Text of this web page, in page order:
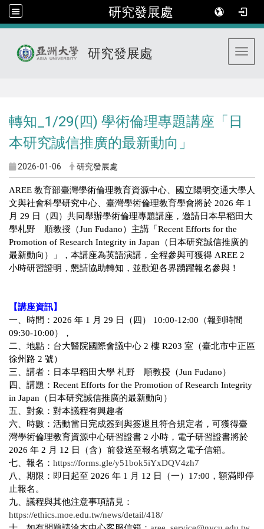
研究發展處
研究發展處
轉知_1/29(四) 學術倫理專題講座「日
本研究誠信推廣的最新動向」
2026-01-06 研究發展處
AREE 教育部臺灣學術倫理教育資源中心、國立陽明交通大學人
文與社會科學研究中心、臺灣學術倫理教育學會將於 2026 年 1
月 29 日（四）共同舉辦學術倫理專題講座，邀請日本早稻田大
學札野 順教授（Jun Fudano）主講「Recent Efforts for the
Promotion of Research Integrity in Japan（日本研究誠信推廣的
最新動向）」，本講座為英語演講，全程參與可獲得 AREE 2
小時研習證明，懇請協助轉知，並歡迎各界踴躍報名參與！
【講座資訊】
一、時間：2026 年 1 月 29 日（四）
10:00-12:00 （報到時間
09:30-10:00），
二、地點：台大醫院國際會議中心 2 樓 R203 室（臺北市中正區
徐州路 2 號）
三、講者：日本早稻田大學 札野 順教授（Jun Fudano）
四、講題：Recent Efforts for the Promotion of Research Integrity
in Japan（日本研究誠信推廣的最新動向）
五、對象：對本議程有興趣者
六、時數：活動當日完成簽到與簽退且符合規定者，可獲得臺
灣學術倫理教育資源中心研習證書 2 小時，電子研習證書將於
2026 年 2 月 12 日（含）前發送至報名填寫之電子信箱。
七、報名： https://forms.gle/y51bok5iYxDQV4zh7
八、期限：即日起至 2026 年 1 月 12 日（一）17:00，額滿即停
止報名。
九、議程與其他注意事項請見：
https://ethics.moe.edu.tw/news/detail/418/